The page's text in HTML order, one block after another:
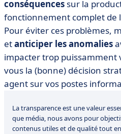
conséquences sur la
fonctionnement complet de
Pour éviter ces problèmes,
etanticiper les anomalies
impacter trop puissamment
vous la (bonne) décision
agent sur vos postes
La transparence est une valeur
que média, nous avons pour
contenus utiles et de qualité tout